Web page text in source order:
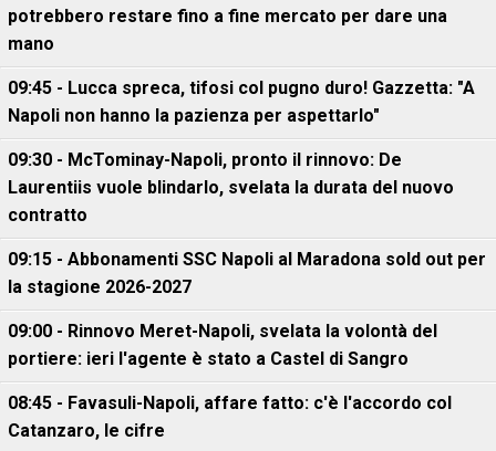
potrebbero restare fino a fine mercato per dare una
mano
09:45 - Lucca spreca, tifosi col pugno duro! Gazzetta: "A
Napoli non hanno la pazienza per aspettarlo"
09:30 - McTominay-Napoli, pronto il rinnovo: De
Laurentiis vuole blindarlo, svelata la durata del nuovo
contratto
09:15 - Abbonamenti SSC Napoli al Maradona sold out per
la stagione 2026-2027
09:00 - Rinnovo Meret-Napoli, svelata la volontà del
portiere: ieri l'agente è stato a Castel di Sangro
08:45 - Favasuli-Napoli, affare fatto: c'è l'accordo col
Catanzaro, le cifre